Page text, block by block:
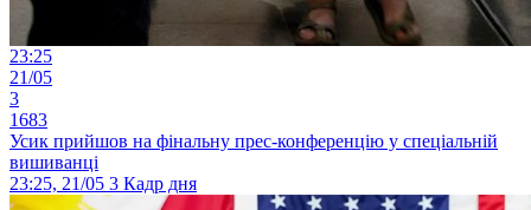
23:25
21/05
3
1683
Усик прийшов на фінальну прес-конференцію у спеціальній
вишиванці
23:25, 21/05 3 Кадр дня